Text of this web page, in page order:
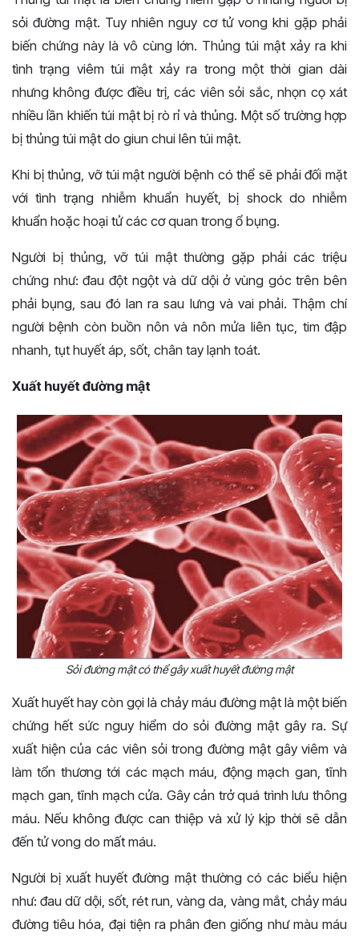
sỏi đường mật. Tuy nhiên nguy cơ tử vong khi gặp phải
biến chứng này là vô cùng lớn. Thủng túi mật xảy ra khi
tình trạng viêm túi mật xảy ra trong một thời gian dài
nhưng không được điều trị, các viên sỏi sắc, nhọn cọ xát
nhiều lần khiến túi mật bị rò rỉ và thủng. Một số trường hợp
bị thủng túi mật do giun chui lên túi mật.
Khi bị thủng, vỡ túi mật người bệnh có thể sẽ phải đối mặt
với tình trạng nhiễm khuẩn huyết, bị shock do nhiễm
khuẩn hoặc hoại tử các cơ quan trong ổ bụng.
Người bị thủng, vỡ túi mật thường gặp phải các triệu
chứng như: đau đột ngột và dữ dội ở vùng góc trên bên
phải bụng, sau đó lan ra sau lưng và vai phải. Thậm chí
người bệnh còn buồn nôn và nôn mửa liên tục, tim đập
nhanh, tụt huyết áp, sốt, chân tay lạnh toát.
Xuất huyết đường mật
Sỏi đường mật có thể gây xuất huyết đường mật
Xuất huyết hay còn gọi là chảy máu đường mật là một biến
chứng hết sức nguy hiểm do sỏi đường mật gây ra. Sự
xuất hiện của các viên sỏi trong đường mật gây viêm và
làm tổn thương tới các mạch máu, động mạch gan, tĩnh
mạch gan, tĩnh mạch cửa. Gây cản trở quá trình lưu thông
máu. Nếu không được can thiệp và xử lý kịp thời sẽ dẫn
đến tử vong do mất máu.
Người bị xuất huyết đường mật thường có các biểu hiện
như: đau dữ dội, sốt, rét run, vàng da, vàng mắt, chảy máu
đường tiêu hóa, đại tiện ra phân đen giống như màu máu